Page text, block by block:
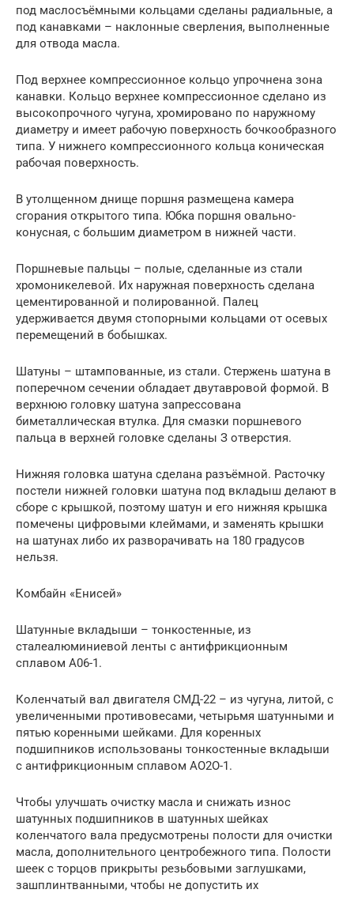
под маслосъёмными кольцами сделаны радиальные, а
под канавками – наклонные сверления, выполненные
для отвода масла.
Под верхнее компрессионное кольцо упрочнена зона
канавки. Кольцо верхнее компрессионное сделано из
высокопрочного чугуна, хромировано по наружному
диаметру и имеет рабочую поверхность бочкообразного
типа. У нижнего компрессионного кольца коническая
рабочая поверхность.
В утолщенном днище поршня размещена камера
сгорания открытого типа. Юбка поршня овально-
конусная, с большим диаметром в нижней части.
Поршневые пальцы – полые, сделанные из стали
хромоникелевой. Их наружная поверхность сделана
цементированной и полированной. Палец
удерживается двумя стопорными кольцами от осевых
перемещений в бобышках.
Шатуны – штампованные, из стали. Стержень шатуна в
поперечном сечении обладает двутавровой формой. В
верхнюю головку шатуна запрессована
биметаллическая втулка. Для смазки поршневого
пальца в верхней головке сделаны З отверстия.
Нижняя головка шатуна сделана разъёмной. Расточку
постели нижней головки шатуна под вкладыш делают в
сборе с крышкой, поэтому шатун и его нижняя крышка
помечены цифровыми клеймами, и заменять крышки
на шатунах либо их разворачивать на 180 градусов
нельзя.
Комбайн «Енисей»
Шатунные вкладыши – тонкостенные, из
сталеалюминиевой ленты с антифрикционным
сплавом А06-1.
Коленчатый вал двигателя СМД-22 – из чугуна, литой, с
увеличенными противовесами, четырьмя шатунными и
пятью коренными шейками. Для коренных
подшипников использованы тонкостенные вкладыши
с антифрикционным сплавом АО2О-1.
Чтобы улучшать очистку масла и снижать износ
шатунных подшипников в шатунных шейках
коленчатого вала предусмотрены полости для очистки
масла, дополнительного центробежного типа. Полости
шеек с торцов прикрыты резьбовыми заглушками,
зашплинтванными, чтобы не допустить их